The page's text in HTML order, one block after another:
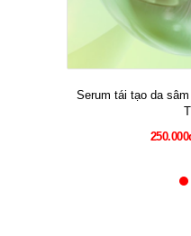
Serum tái tạo da